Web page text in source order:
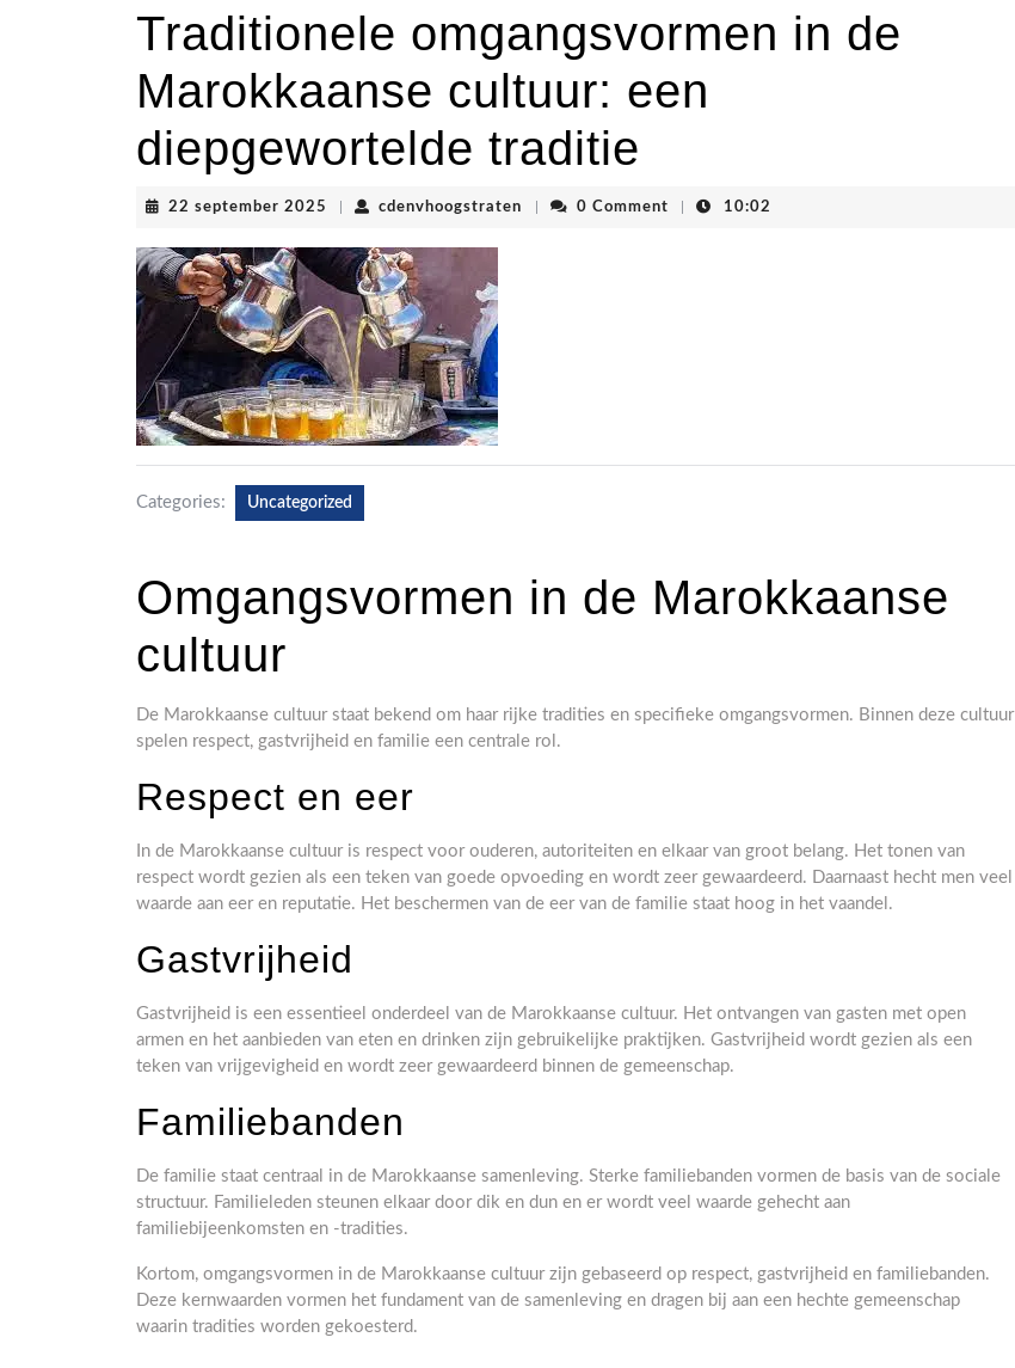
Traditionele omgangsvormen in de
Marokkaanse cultuur: een
diepgewortelde traditie
22 september 2025 22
2025
cdenvhoogstraten cdenvhoogstraten
0 Comment 10:02
Categories: Uncategorized
Omgangsvormen in de Marokkaanse
cultuur
De Marokkaanse cultuur staat bekend om haar rijke tradities en specifieke omgangsvormen. Binnen deze cultuur
spelen respect, gastvrijheid en familie een centrale rol.
Respect en eer
In de Marokkaanse cultuur is respect voor ouderen, autoriteiten en elkaar van groot belang. Het tonen van
respect wordt gezien als een teken van goede opvoeding en wordt zeer gewaardeerd. Daarnaast hecht men veel
waarde aan eer en reputatie. Het beschermen van de eer van de familie staat hoog in het vaandel.
Gastvrijheid
Gastvrijheid is een essentieel onderdeel van de Marokkaanse cultuur. Het ontvangen van gasten met open
armen en het aanbieden van eten en drinken zijn gebruikelijke praktijken. Gastvrijheid wordt gezien als een
teken van vrijgevigheid en wordt zeer gewaardeerd binnen de gemeenschap.
Familiebanden
De familie staat centraal in de Marokkaanse samenleving. Sterke familiebanden vormen de basis van de sociale
structuur. Familieleden steunen elkaar door dik en dun en er wordt veel waarde gehecht aan
familiebijeenkomsten en -tradities.
Kortom, omgangsvormen in de Marokkaanse cultuur zijn gebaseerd op respect, gastvrijheid en familiebanden.
Deze kernwaarden vormen het fundament van de samenleving en dragen bij aan een hechte gemeenschap
waarin tradities worden gekoesterd.